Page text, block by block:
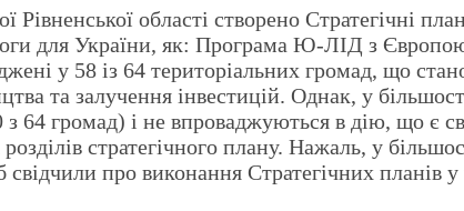
Рівненської області створено Стратегічні
для України, як: Програма Ю-ЛІД з
у 58 із 64 територіальних громад, що
та залучення інвестицій. Однак, у
64 громад) і не впроваджуються в дію, що є
стратегічного плану. Нажаль, у
свідчили про виконання Стратегічних планів